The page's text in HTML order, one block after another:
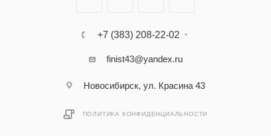
+7 (383) 208-22-02
finist43@yandex.ru
Новосибирск, ул. Красина 43
ПОЛИТИКА КОНФИДЕНЦИАЛЬНОСТИ